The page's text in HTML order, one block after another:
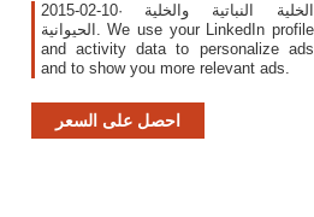
2015-02-10· الخلية النباتية والخلية
الحيوانية. We use your LinkedIn profile
and activity data to personalize ads
and to show you more relevant ads.
احصل على السعر